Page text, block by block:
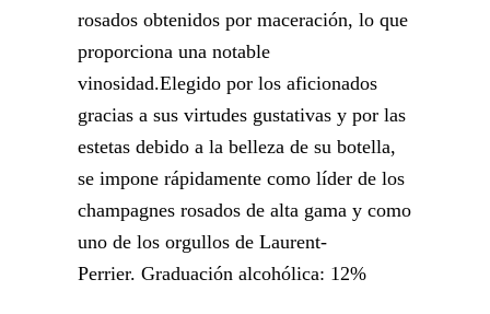
rosados obtenidos por maceración, lo que
proporciona una notable
vinosidad.Elegido por los aficionados
gracias a sus virtudes gustativas y por las
estetas debido a la belleza de su botella,
se impone rápidamente como líder de los
champagnes rosados de alta gama y como
uno de los orgullos de Laurent-
Perrier. Graduación alcohólica: 12%